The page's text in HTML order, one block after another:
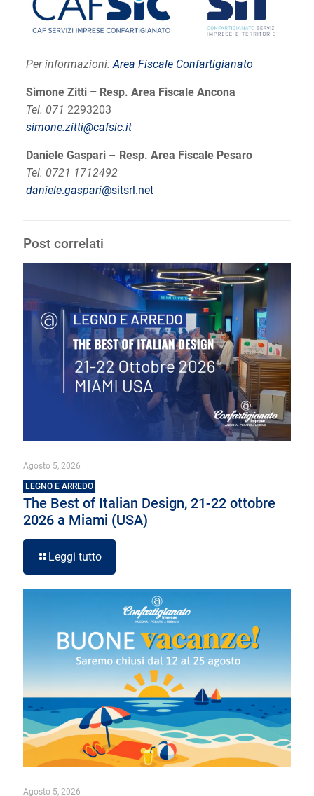
Per informazioni: Area Fiscale Confartigianato
Simone Zitti – Resp. Area Fiscale Ancona
Tel. 071 2293203
simone.zitti@cafsic.it
Daniele Gaspari– Resp. Area Fiscale Pesaro
Tel. 0721 1712492
daniele.gaspari@sitsrl.net
Post correlati
Agosto 5, 2026
LEGNO E ARREDO
The Best of Italian Design, 21-22 ottobre
2026 a Miami (USA)
Leggi tutto
Agosto 5, 2026